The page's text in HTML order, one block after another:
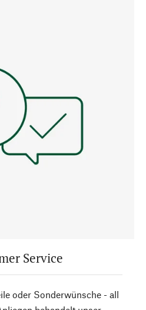
Service
oder Sonderwünsche - all